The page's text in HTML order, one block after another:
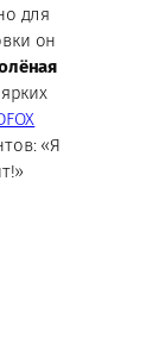
для
он
«Я